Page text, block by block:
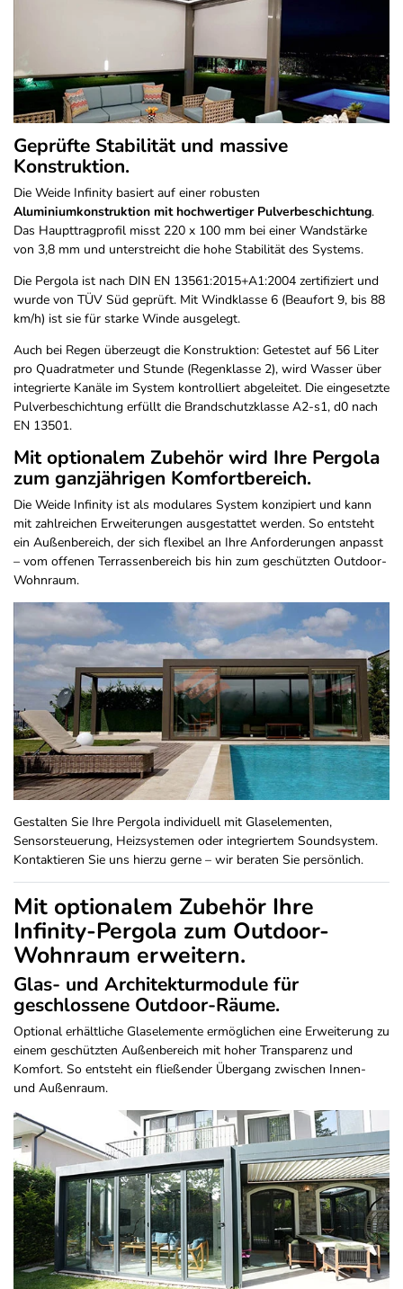
Geprüfte Stabilität und massive
Konstruktion.
Die Weide Infinity basiert auf einer robusten
Aluminiumkonstruktion mit hochwertiger Pulverbeschichtung.
Das Haupttragprofil misst 220 x 100 mm bei einer Wandstärke
von 3,8 mm und unterstreicht die hohe Stabilität des Systems.
Die Pergola ist nach DIN EN 13561:2015+A1:2004 zertifiziert und
wurde von TÜV Süd geprüft. Mit Windklasse 6 (Beaufort 9, bis 88
km/h) ist sie für starke Winde ausgelegt.
Auch bei Regen überzeugt die Konstruktion: Getestet auf 56 Liter
pro Quadratmeter und Stunde (Regenklasse 2), wird Wasser über
integrierte Kanäle im System kontrolliert abgeleitet. Die eingesetzte
Pulverbeschichtung erfüllt die Brandschutzklasse A2-s1, d0 nach
EN 13501.
Mit optionalem Zubehör wird Ihre Pergola
zum ganzjährigen Komfortbereich.
Die Weide Infinity ist als modulares System konzipiert und kann
mit zahlreichen Erweiterungen ausgestattet werden. So entsteht
ein Außenbereich, der sich flexibel an Ihre Anforderungen anpasst
– vom offenen Terrassenbereich bis hin zum geschützten Outdoor-
Wohnraum.
Gestalten Sie Ihre Pergola individuell mit Glaselementen,
Sensorsteuerung, Heizsystemen oder integriertem Soundsystem.
Kontaktieren Sie uns hierzu gerne – wir beraten Sie persönlich.
Mit optionalem Zubehör Ihre
Infinity-Pergola zum Outdoor-
Wohnraum erweitern.
Glas- und Architekturmodule für
geschlossene Outdoor-Räume.
Optional erhältliche Glaselemente ermöglichen eine Erweiterung zu
einem geschützten Außenbereich mit hoher Transparenz und
Komfort. So entsteht ein fließender Übergang zwischen Innen-
und Außenraum.